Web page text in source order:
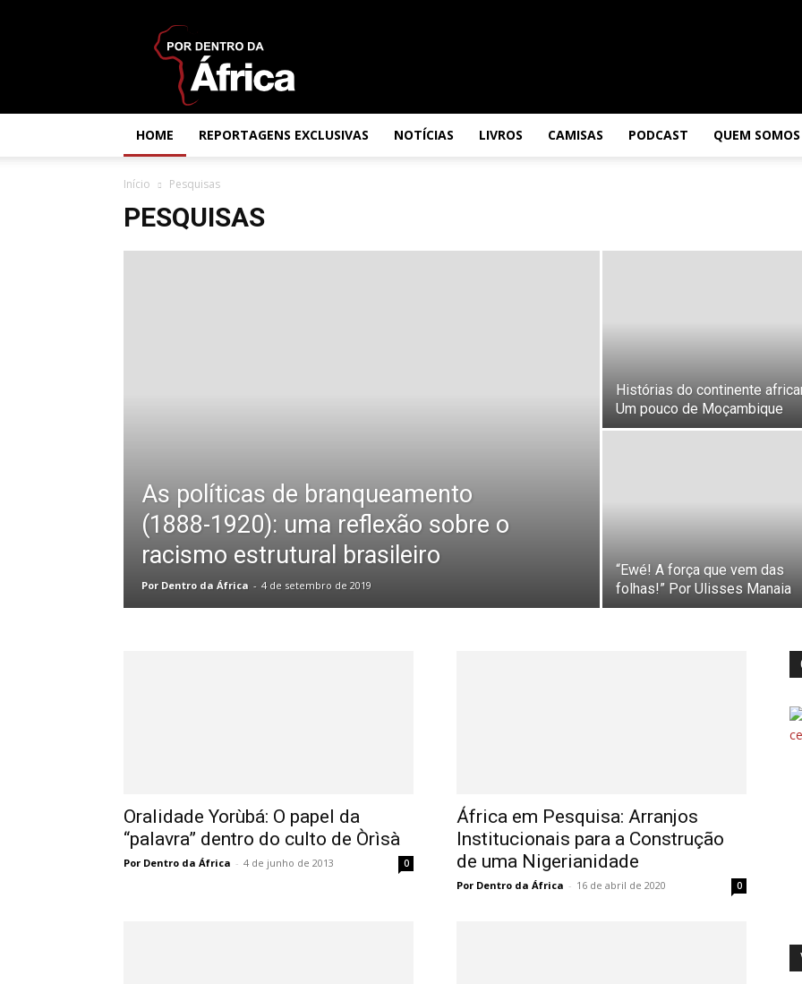
da
África
HOME REPORTAGENS EXCLUSIVAS NOTÍCIAS LIVROS CAMISAS PODCAST QUEM SOMOS
Início Pesquisas
PESQUISAS
As políticas de branqueamento
(1888-1920): uma reflexão sobre o
racismo estrutural brasileiro
Por Dentro da África - 4 de setembro de 2019
Histórias do continente
Um pouco de Moçambique
“Ewé! A força que vem das
folhas!” Por Ulisses Manaia
Oralidade Yorùbá: O papel da
“palavra” dentro do culto de Òrìsà
Por Dentro da África - 4 de junho de 2013 0
África em Pesquisa: Arranjos
Institucionais para a Construção
de uma Nigerianidade
Por Dentro da África - 16 de abril de 2020 0